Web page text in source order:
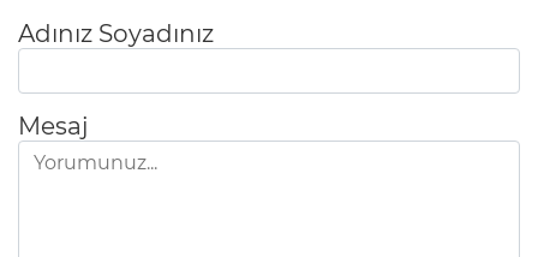
Adınız Soyadınız
Mesaj